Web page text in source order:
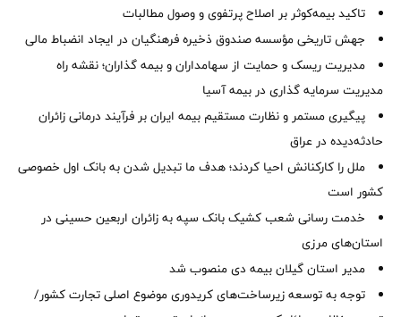
تاکید بیمه‌کوثر بر اصلاح پرتفوی و وصول مطالبات ‌
جهش تاریخی مؤسسه صندوق ذخیره فرهنگیان در ایجاد انضباط مالی
مدیریت ریسک و حمایت از سهامداران و بیمه گذاران؛ نقشه راه
مدیریت سرمایه گذاری در بیمه آسیا
پیگیری مستمر و نظارت مستقیم بیمه ایران بر فرآیند درمانی زائران
حادثه‌دیده در عراق
ملل را کارکنانش احیا کردند؛ هدف ما تبدیل شدن به بانک اول خصوصی
کشور است
خدمت رسانی شعب کشیک بانک سپه به زائران اربعین حسینی در
استان‌‌های مرزی
‌مدیر استان گیلان بیمه دی منصوب شد
توجه به توسعه زیرساخت‌های کریدوری موضوع اصلی تجارت کشور/